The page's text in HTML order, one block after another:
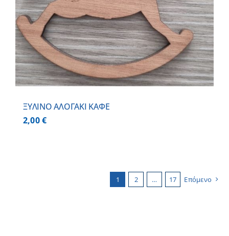
ΞΥΛΙΝΟ ΑΛΟΓΑΚΙ ΚΑΦΕ
2,00€
1 2 … 17 Επόμενο